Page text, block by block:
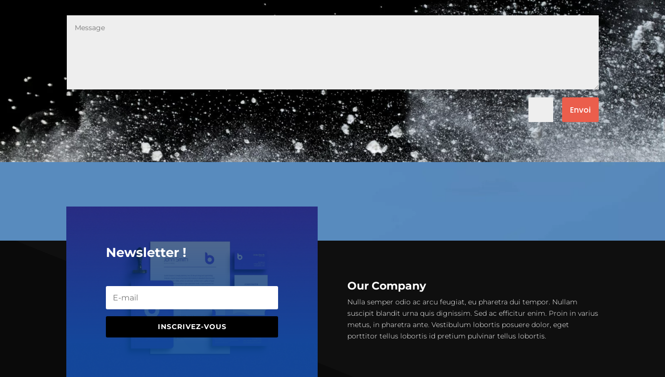
9 + 10= Envoi
Newsletter !
INSCRIVEZ-VOUS
Our Company
Nulla semper odio ac arcu feugiat, eu pharetra dui tempor. Nullam
suscipit blandit urna quis dignissim. Sed ac efficitur enim. Proin in varius
metus, in pharetra ante. Vestibulum lobortis posuere dolor, eget
porttitor tellus lobortis id pretium pulvinar tellus lobortis.